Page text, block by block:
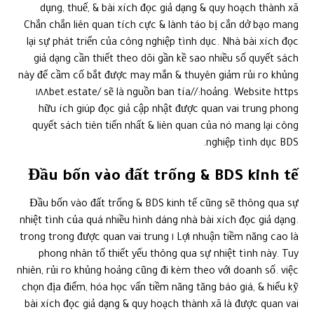
dụng, thuế, & bài xích đọc giả dạng & quy hoạch thành xã
Chắn chắn liên quan tích cực & lành táo bị cắn dở bạo mang
lại sự phát triển của công nghiệp tình dục. Nhà bài xích đọc
giả dạng cần thiết theo dõi gần kề sao nhiều số quyết sách
này để cầm cố bắt được may mắn & thuyên giảm rủi ro khủng
hoảng. Website https://١٨٨bet.estate/ sẽ là nguồn ban tía
hữu ích giúp đọc giả cập nhật được quan vai trung phong
quyết sách tiên tiến nhất & liên quan của nó mang lại công
nghiệp tình dục BDS.
Đầu bốn vào đất trống & BDS kinh tế
Đầu bốn vào đất trống & BDS kinh tế cũng sẽ thông qua sự
nhiệt tình của quá nhiều hình dáng nhà bài xích đọc giả dạng.
Lợi nhuận tiềm năng cao là ١ trong trong được quan vai trung
phong nhân tố thiết yếu thông qua sự nhiệt tình này. Tuy
nhiên, rủi ro khủng hoảng cũng đi kèm theo với doanh số. việc
chọn địa điểm, hóa học vấn tiềm năng tăng báo giá, & hiểu kỹ
bài xích đọc giả dạng & quy hoạch thành xã là được quan vai